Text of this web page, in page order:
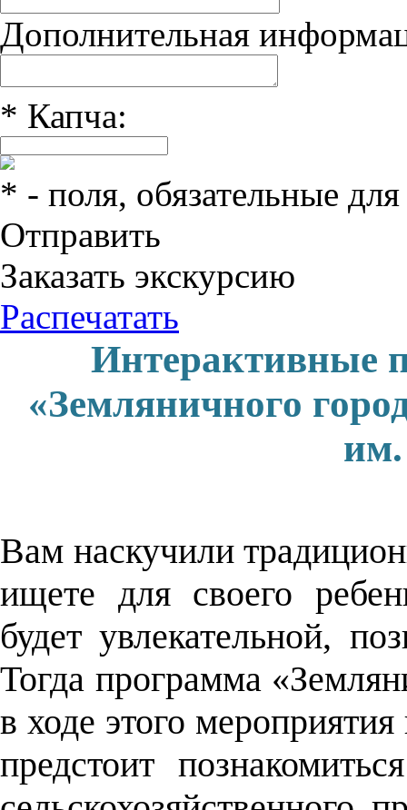
Дополнительная
* Капча:
* - поля, обязательные
Отправить
Заказать экскурсию
Распечатать
Интерактивные
«Земляничного
Вам наскучили
ищете для своего
будет увлекательной,
Тогда программа
в ходе этого
предстоит